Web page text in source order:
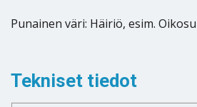
Punainen väri: Häiriö, esim.
Tekniset tiedot